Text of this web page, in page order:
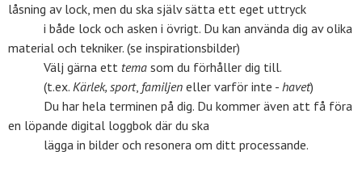
låsning av lock, men du ska själv sätta ett eget uttryck
i både lock och asken i övrigt. Du kan använda dig av olika
material och tekniker. (se inspirationsbilder)
Välj gärna ett tema som du förhåller dig till.
(t.ex. Kärlek, sport, familjen eller varför inte - havet)
Du har hela terminen på dig. Du kommer även att få föra
en löpande digital loggbok där du ska
lägga in bilder och resonera om ditt processande.